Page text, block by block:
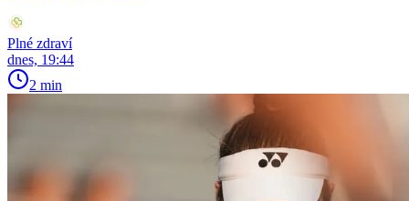
Plné zdraví
dnes, 19:44
2 min